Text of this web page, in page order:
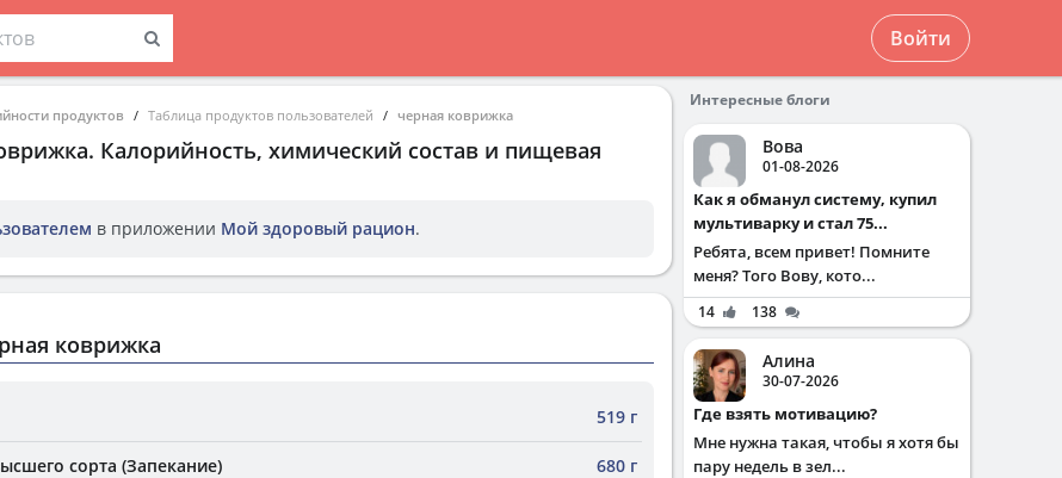
Войти
продуктов Таблица продуктов пользователей черная коврижка
. Калорийность, химический состав и пищевая
в приложении Мой здоровый рацион.
коврижка
519 г
сорта (Запекание) 680 г
Интересные блоги
Вова
01-08-2026
Как я обманул систему, купил
мультиварку и стал 75...
Ребята, всем привет! Помните
меня? Того Вову, кото...
14 138
Алина
30-07-2026
Где взять мотивацию?
Мне нужна такая, чтобы я хотя бы
пару недель в зел...